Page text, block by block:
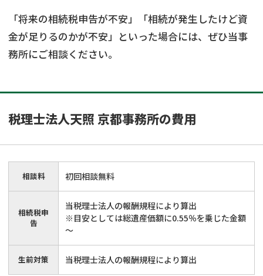
「将来の相続税申告が不安」「相続が発生したけど資
金が足りるのかが不安」といった場合には、ぜひ当事
務所にご相談ください。
税理士法人天照 京都事務所の費用
相談料 初回相談無料
相続税申
告
当税理士法人の報酬規程により算出
※目安としては総遺産価額に0.55％を乗じた金額
～
生前対策 当税理士法人の報酬規程により算出